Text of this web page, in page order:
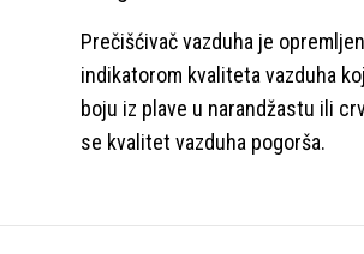
Prečišćivač vazduha je opremljen
indikatorom kvaliteta vazduha
boju iz plave u narandžastu ili
se kvalitet vazduha pogorša.